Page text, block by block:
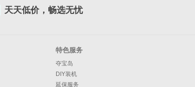
天天低价，畅选无忧
特色服务
夺宝岛
DIY装机
延保服务